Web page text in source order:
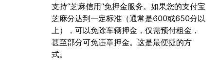
支持“芝麻信用”免押金服务。如果您的支付宝
芝麻分达到一定标准（通常是600或650分以
上），可以免除车辆押金，仅需预付租金，
甚至部分可免违章押金。这是最便捷的方
式。